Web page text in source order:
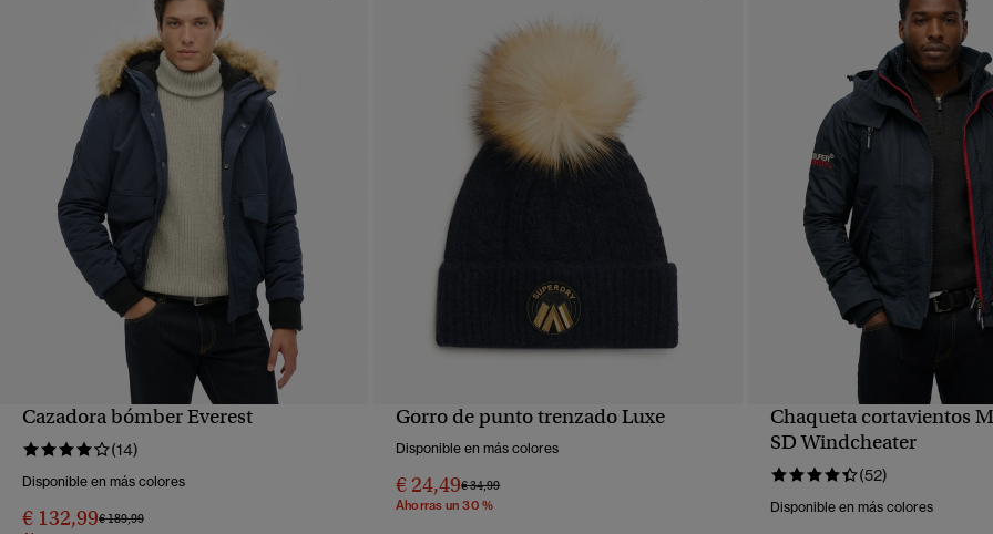
Cazadora bómber Everest
(14)
Disponible en más colores
€ 132,99Precio rebajado de
€ 189,99a
Gorro de punto trenzado Luxe
Disponible en más colores
€ 24,49Precio rebajado de
€ 34,99a
Ahorras un 30 %
Chaqueta cortavientos
SD Windcheater
(52)
Disponible en más colores